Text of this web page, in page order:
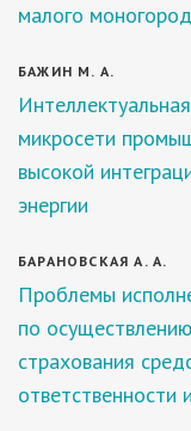
малого
БАЖИН М. А.
микросети
высокой
энергии
БАРАНОВСКАЯ А. А.
Проблемы
по
страхования
ответственности